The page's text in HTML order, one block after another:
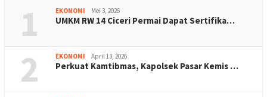
1 EKONOMI Mei 3, 2026
UMKM RW 14 Ciceri Permai Dapat Sertifika…
2 EKONOMI April 13, 2026
Perkuat Kamtibmas, Kapolsek Pasar Kemis …